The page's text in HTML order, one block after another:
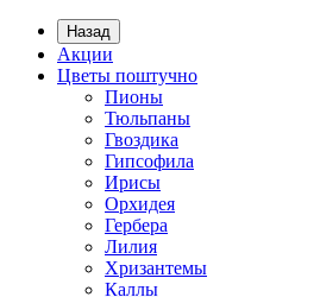
Назад
Акции
Цветы поштучно
Пионы
Тюльпаны
Гвоздика
Гипсофила
Ирисы
Орхидея
Гербера
Лилия
Хризантемы
Каллы